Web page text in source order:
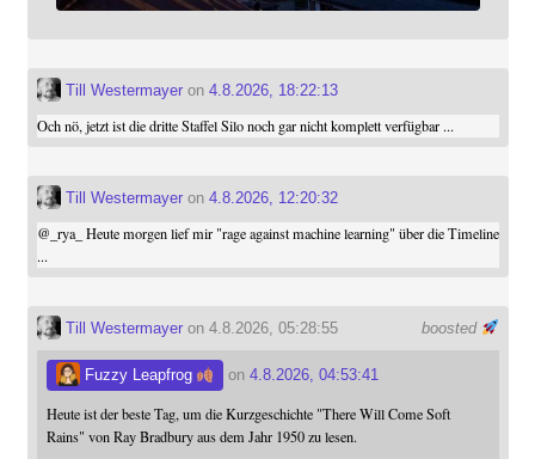
Till Westermayeron 4.8.2026, 18:22:13
Och nö, jetzt ist die dritte Staffel Silo noch gar nicht komplett verfügbar ...
Till Westermayeron 4.8.2026, 12:20:32
@ _rya_ Heute morgen lief mir "rage against machine learning" über die Timeline
...
boosted
Till Westermayeron 4.8.2026, 05:28:55
Fuzzy Leapfrog on4.8.2026, 04:53:41
Heute ist der beste Tag, um die Kurzgeschichte "There Will Come Soft
Rains" von Ray Bradbury aus dem Jahr 1950 zu lesen.